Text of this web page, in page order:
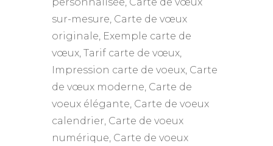
sur-mesure, Carte de vœux
originale, Exemple carte de
vœux, Tarif carte de vœux,
Impression carte de voeux, Carte
de vœux moderne, Carte de
voeux élégante, Carte de voeux
calendrier, Carte de voeux
numérique, Carte de voeux